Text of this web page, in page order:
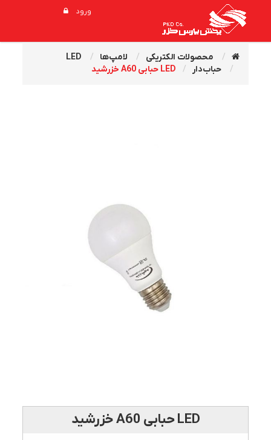
ورود
محصولات الکتریکی لامپ‌ها
LED
حباب‌دار
LED حبابی A60 خزرشید
LED حبابی A60 خزرشید